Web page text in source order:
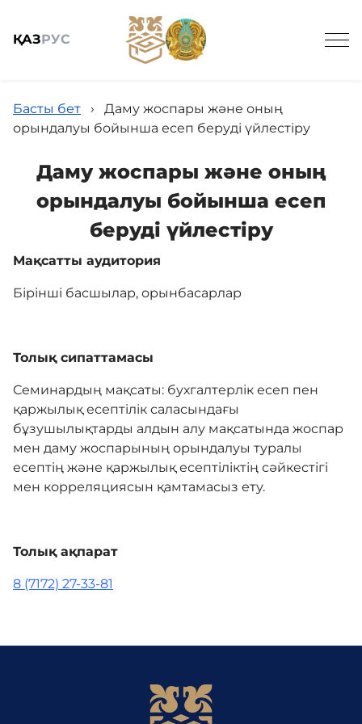
ҚАЗРУС
Жалпы мәлімет
Жаңалықтар
Біздің қызметтер
Байланыс
Әділдік алаңы
Корпоративтік мәдениет
Бірыңғай сөздік
Басты бет ›
Даму жоспары және оның
орындалуы бойынша есеп беруді үйлестіру
Даму жоспары және оның
орындалуы бойынша есеп
беруді үйлестіру
Мақсатты аудитория
Бірінші басшылар, орынбасарлар
Толық сипаттамасы
Семинардың мақсаты: бухгалтерлік есеп пен
қаржылық есептілік саласындағы
бұзушылықтарды алдын алу мақсатында жоспар
мен даму жоспарының орындалуы туралы
есептің және қаржылық есептіліктің сәйкестігі
мен корреляциясын қамтамасыз ету.
Толық ақпарат
8 (7172) 27-33-81